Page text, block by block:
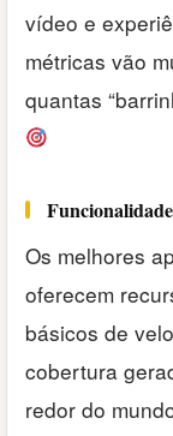
vídeo e
métricas vão
quantas
Os melhores
oferecem
básicos de
cobertura
redor do